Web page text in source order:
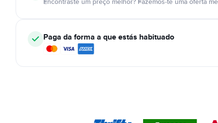
Encontraste um preço melhor? Fazemos-te uma oferta
Paga da forma a que estás habituado